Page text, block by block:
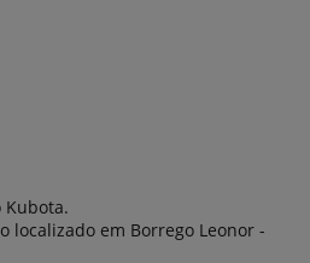
Kubota.
localizado em Borrego Leonor -